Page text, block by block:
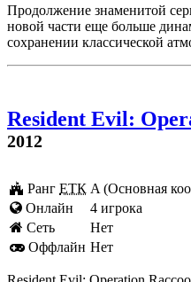
Продолжение знаменитой
новой части еще больше
сохранении классической
Resident Evil:
2012
Ранг ЕТК A (Основная
Онлайн
4 игрока
Cеть
Нет
Оффлайн Нет